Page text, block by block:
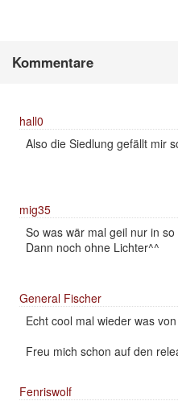
Kommentare
hall0
Also die Siedlung gefällt mir
mig35
So was wär mal geil nur in
Dann noch ohne Lichter^^
General Fischer
Echt cool mal wieder was
Freu mich schon auf den
Fenriswolf